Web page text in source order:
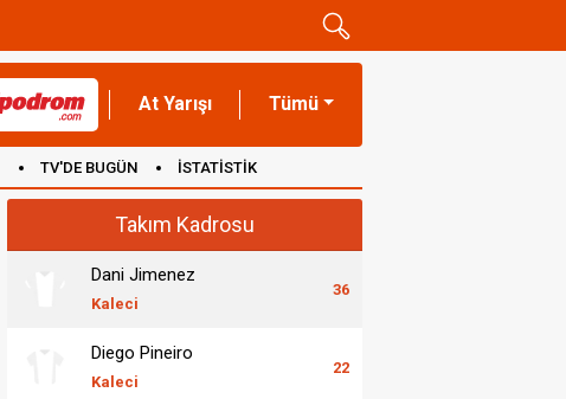
At Yarışı Tümü
TV'DE BUGÜN İSTATİSTİK
Takım Kadrosu
Dani Jimenez
Kaleci
36
Diego Pineiro
Kaleci
22